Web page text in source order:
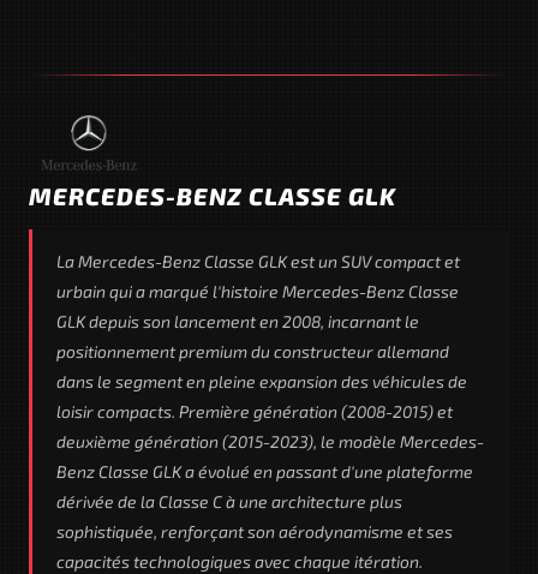
MERCEDES-BENZ CLASSE GLK
La Mercedes-Benz Classe GLK est un SUV compact et
urbain qui a marqué l'histoire Mercedes-Benz Classe
GLK depuis son lancement en 2008, incarnant le
positionnement premium du constructeur allemand
dans le segment en pleine expansion des véhicules de
loisir compacts. Première génération (2008-2015) et
deuxième génération (2015-2023), le modèle Mercedes-
Benz Classe GLK a évolué en passant d'une plateforme
dérivée de la Classe C à une architecture plus
sophistiquée, renforçant son aérodynamisme et ses
capacités technologiques avec chaque itération.